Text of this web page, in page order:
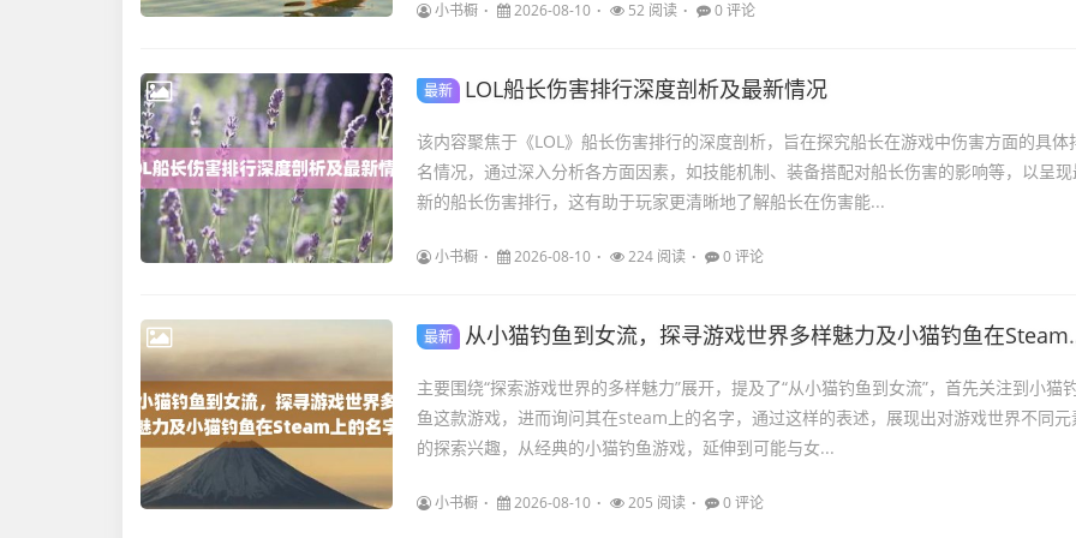
小书橱 2026-08-10 52 阅读 0 评论
最新 LOL船长伤害排行深度剖析及最新情况
该内容聚焦于《LOL》船长伤害排行的深度剖析，旨在探究船长在游戏中伤害方面的具体
名情况，通过深入分析各方面因素，如技能机制、装备搭配对船长伤害的影响等，以呈
新的船长伤害排行，这有助于玩家更清晰地了解船长在伤害能...
小书橱 2026-08-10 224 阅读 0 评论
最新 从小猫钓鱼到女流，探寻游戏世界多样魅力及小猫钓鱼在Steam上的名字
主要围绕“探索游戏世界的多样魅力”展开，提及了“从小猫钓鱼到女流”，首先关注到小猫
鱼这款游戏，进而询问其在steam上的名字，通过这样的表述，展现出对游戏世界不同元
的探索兴趣，从经典的小猫钓鱼游戏，延伸到可能与女...
小书橱 2026-08-10 205 阅读 0 评论